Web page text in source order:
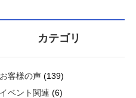
カテゴリ
お客様の声 (139)
イベント関連 (6)